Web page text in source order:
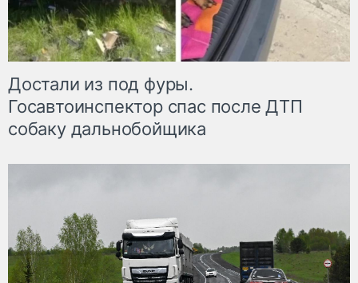
Достали из под фуры.
Госавтоинспектор спас после ДТП
собаку дальнобойщика